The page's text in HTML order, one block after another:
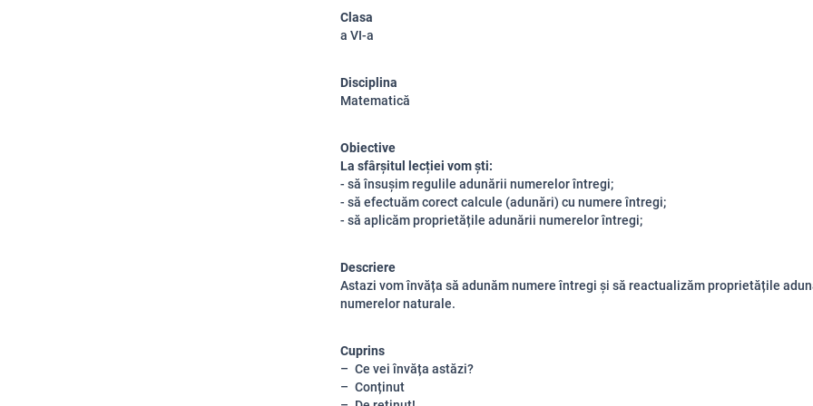
Clasa
a VI-a
Disciplina
Matematică
Obiective
La sfârșitul lecției vom ști:
- să însușim regulile adunării numerelor întregi;
- să efectuăm corect calcule (adunări) cu numere întregi;
- să aplicăm proprietățile adunării numerelor întregi;
Descriere
Astazi vom învăța să adunăm numere întregi și să reactualizăm proprietățile
numerelor naturale.
Cuprins
Ce vei învăța astăzi?
Conținut